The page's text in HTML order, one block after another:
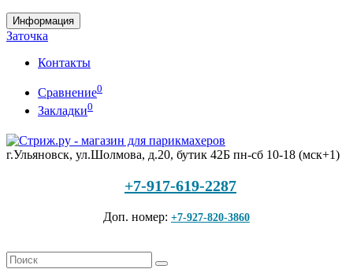
Информация
Заточка
Контакты
Сравнение0
Закладки0
г.Ульяновск, ул.Шолмова, д.20, бутик 42Б пн-сб 10-18 (мск+1)
+7-917-619-2287
Доп. номер: +7-927-820-3860